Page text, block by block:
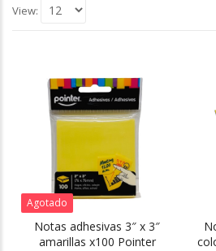
View:
Agotado
Notas adhesivas 3″ x 3″
amarillas x100 Pointer